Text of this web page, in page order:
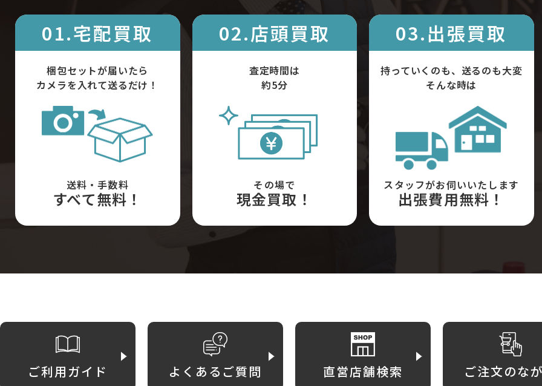
01.宅配買取
梱包セットが届いたら
カメラを入れて送るだけ！
送料・手数料
すべて無料！
02.店頭買取
査定時間は
約5分
その場で
現金買取！
03.出張買取
持っていくのも、送るのも大変
そんな時は
スタッフがお伺いいたします
出張費用無料！
ご利用ガイド よくあるご質問 直営店舗検索 ご注文のな